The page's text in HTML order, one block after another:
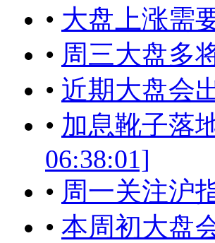
• 大盘上涨需
• 周三大盘多
• 近期大盘会
• 加息靴子落
06:38:01]
• 周一关注沪
• 本周初大盘